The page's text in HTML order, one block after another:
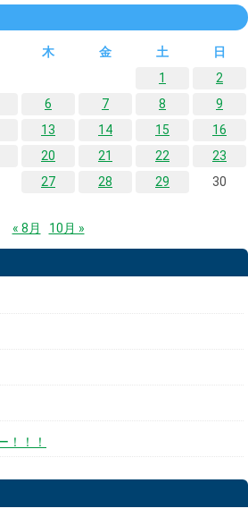
木 金 土
日
1
2
6 7 8
9
13 14 15
16
20 21 22
23
27 28 29 30
« 8月 10月 »
！！！